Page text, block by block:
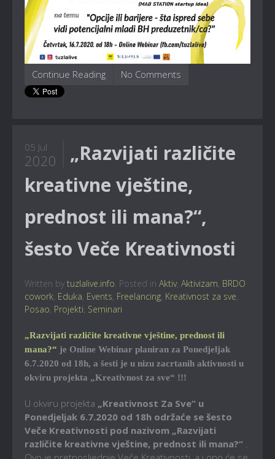
Continue Reading No Comments
05 Jul
2020
„Razvijati različite
kreativne vještine,
prednost ili mana?“,
šesto Veče Kreativnosti
Written by tuzlalive.info. Posted in Aktiv, Aktivizam, BRDO
cowork, Eduka, Events, Freelancing, Kreativnost za sve,
Posao, Projekti, Seminari
„Razvijati različite kreativne vještine, prednost ili
mana?“ je Online Webinar planiran za Ponedjeljak
6.7.2020 od 18h, a šesti je u nizu zacrtanih aktivnosti u
okviru projekta „Kreativnost za sve“ !!!
U okviru projekta „Kreativnost Za Sve“ u
Ponedjeljak 6.7.2020 od 18h održaće se šesto
Veče Kreativnosti pod nazivom „Razvijati
različite kreativne vještine, prednost ili mana?“ .